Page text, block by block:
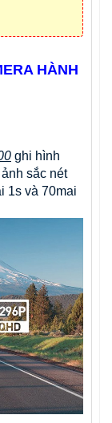
HÀNH
ghi hình
sắc nét
1s và 70mai